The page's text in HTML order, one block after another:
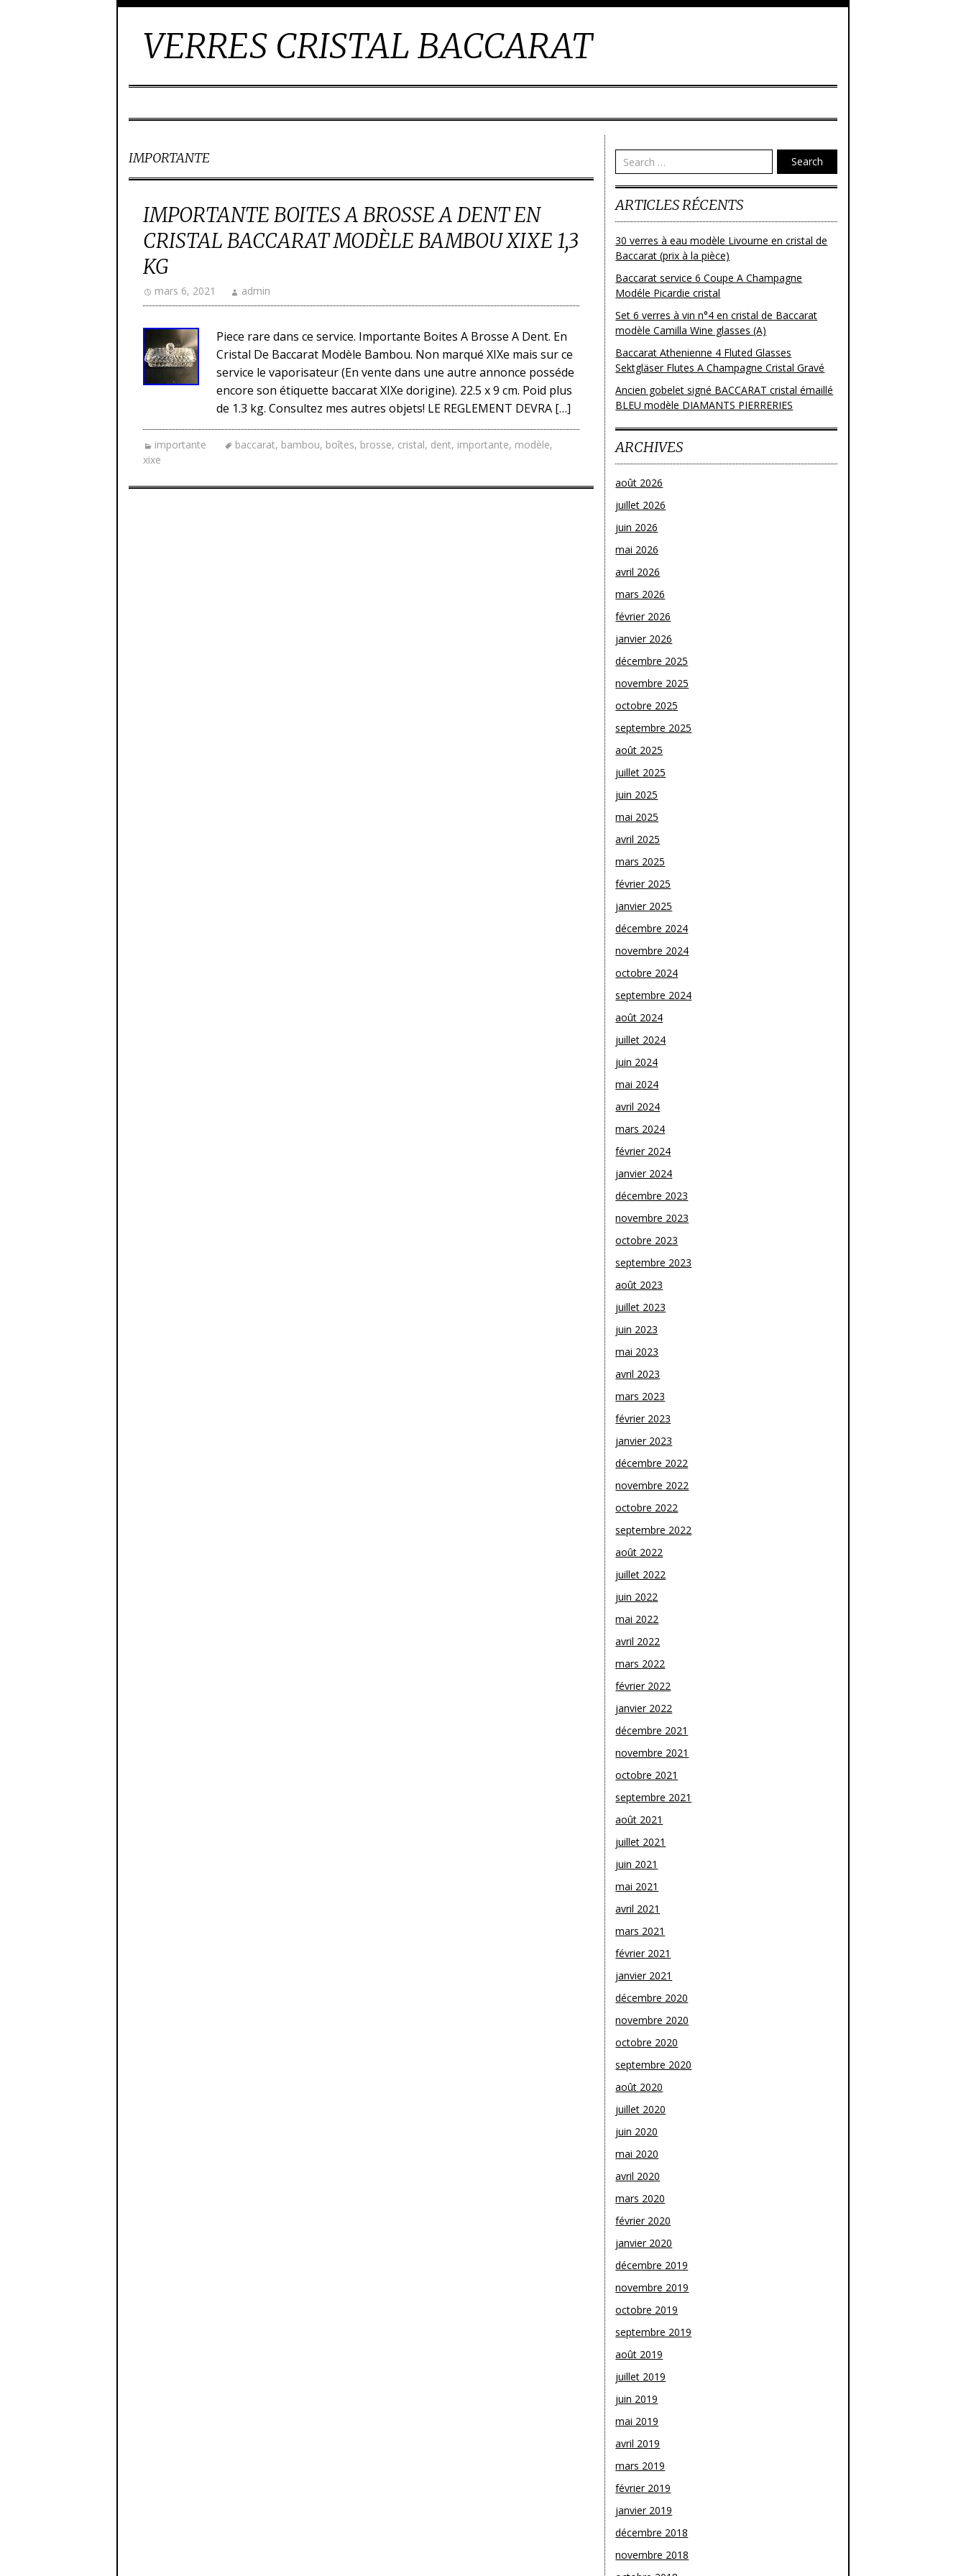
VERRES CRISTAL BACCARAT
IMPORTANTE
IMPORTANTE BOITES A BROSSE A DENT EN
CRISTAL BACCARAT MODÈLE BAMBOU XIXE 1,3
KG
mars 6, 2021 admin
Piece rare dans ce service. Importante Boites A Brosse A Dent. En
Cristal De Baccarat Modèle Bambou. Non marqué XIXe mais sur ce
service le vaporisateur (En vente dans une autre annonce posséde
encore son étiquette baccarat XIXe dorigine). 22.5 x 9 cm. Poid plus
de 1.3 kg. Consultez mes autres objets! LE REGLEMENT DEVRA […]
importante baccarat, bambou, boîtes, brosse, cristal, dent, importante, modèle,
xixe
Search
ARTICLES RÉCENTS
30 verres à eau modèle Livourne en cristal de
Baccarat (prix à la pièce)
Baccarat service 6 Coupe A Champagne
Modéle Picardie cristal
Set 6 verres à vin n°4 en cristal de Baccarat
modèle Camilla Wine glasses (A)
Baccarat Athenienne 4 Fluted Glasses
Sektgläser Flutes A Champagne Cristal Gravé
Ancien gobelet signé BACCARAT cristal émaillé
BLEU modèle DIAMANTS PIERRERIES
ARCHIVES
août 2026
juillet 2026
juin 2026
mai 2026
avril 2026
mars 2026
février 2026
janvier 2026
décembre 2025
novembre 2025
octobre 2025
septembre 2025
août 2025
juillet 2025
juin 2025
mai 2025
avril 2025
mars 2025
février 2025
janvier 2025
décembre 2024
novembre 2024
octobre 2024
septembre 2024
août 2024
juillet 2024
juin 2024
mai 2024
avril 2024
mars 2024
février 2024
janvier 2024
décembre 2023
novembre 2023
octobre 2023
septembre 2023
août 2023
juillet 2023
juin 2023
mai 2023
avril 2023
mars 2023
février 2023
janvier 2023
décembre 2022
novembre 2022
octobre 2022
septembre 2022
août 2022
juillet 2022
juin 2022
mai 2022
avril 2022
mars 2022
février 2022
janvier 2022
décembre 2021
novembre 2021
octobre 2021
septembre 2021
août 2021
juillet 2021
juin 2021
mai 2021
avril 2021
mars 2021
février 2021
janvier 2021
décembre 2020
novembre 2020
octobre 2020
septembre 2020
août 2020
juillet 2020
juin 2020
mai 2020
avril 2020
mars 2020
février 2020
janvier 2020
décembre 2019
novembre 2019
octobre 2019
septembre 2019
août 2019
juillet 2019
juin 2019
mai 2019
avril 2019
mars 2019
février 2019
janvier 2019
décembre 2018
novembre 2018